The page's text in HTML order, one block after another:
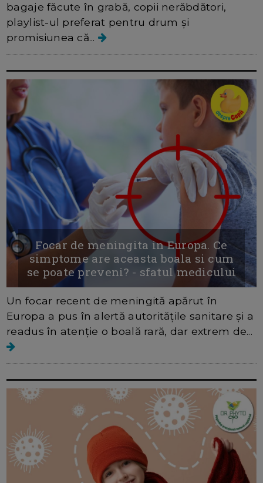
bagaje făcute în grabă, copii nerăbdători,
playlist-ul preferat pentru drum și
promisiunea că...
Focar de meningita in Europa. Ce
simptome are aceasta boala si cum
se poate preveni? - sfatul medicului
Un focar recent de meningită apărut în
Europa a pus în alertă autoritățile sanitare și a
readus în atenție o boală rară, dar extrem de...